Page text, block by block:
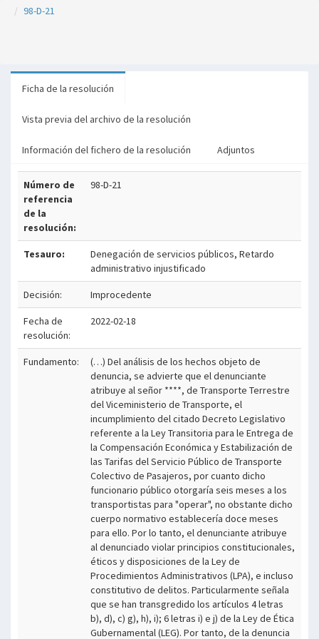
98-D-21
Ficha de la resolución
Vista previa del archivo de la resolución
Información del fichero de la resolución Adjuntos
Número de
referencia
de la
resolución:
98-D-21
Tesauro:
Denegación de servicios públicos, Retardo
administrativo injustificado
Decisión: Improcedente
Fecha de
resolución:
2022-02-18
Fundamento:
(…) Del análisis de los hechos objeto de
denuncia, se advierte que el denunciante
atribuye al señor ****, de Transporte Terrestre
del Viceministerio de Transporte, el
incumplimiento del citado Decreto Legislativo
referente a la Ley Transitoria para le Entrega de
la Compensación Económica y Estabilización de
las Tarifas del Servicio Público de Transporte
Colectivo de Pasajeros, por cuanto dicho
funcionario público otorgaría seis meses a los
transportistas para "operar", no obstante dicho
cuerpo normativo establecería doce meses
para ello. Por lo tanto, el denunciante atribuye
al denunciado violar principios constitucionales,
éticos y disposiciones de la Ley de
Procedimientos Administrativos (LPA), e incluso
constitutivo de delitos. Particularmente señala
que se han transgredido los artículos 4 letras
b), d), c) g), h), i); 6 letras i) e j) de la Ley de Ética
Gubernamental (LEG). Por tanto, de la denuncia